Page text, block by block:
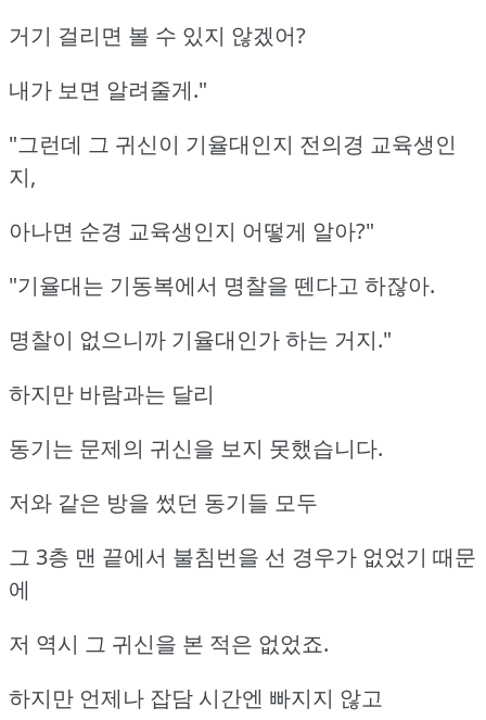
거기 걸리면 볼 수 있지 않겠어?
내가 보면 알려줄게."
"그런데 그 귀신이 기율대인지 전의경 교육생인
지,
아나면 순경 교육생인지 어떻게 알아?"
"기율대는 기동복에서 명찰을 뗀다고 하잖아.
명찰이 없으니까 기율대인가 하는 거지."
하지만 바람과는 달리
동기는 문제의 귀신을 보지 못했습니다.
저와 같은 방을 썼던 동기들 모두
그 3층 맨 끝에서 불침번을 선 경우가 없었기 때문
에
저 역시 그 귀신을 본 적은 없었죠.
하지만 언제나 잡담 시간엔 빠지지 않고